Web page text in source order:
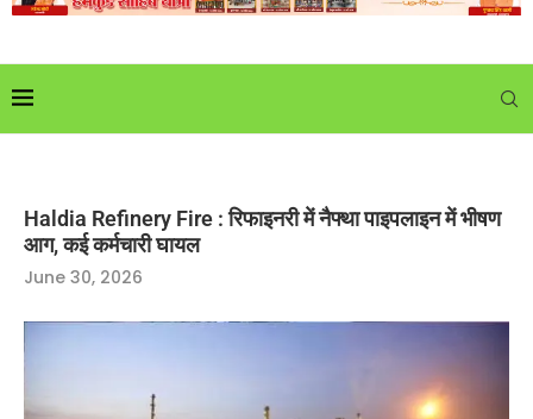
Haldia Refinery Fire : रिफाइनरी में नैफ्था पाइपलाइन में भीषण
आग, कई कर्मचारी घायल
June 30, 2026